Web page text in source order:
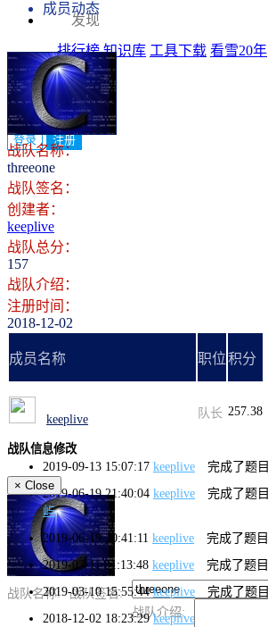
发现
排行榜 知识库 工具下载 看雪20年
询
登录 注册
成员动态
战队名称：
threeone
战队签名：
创建者：
keeplive
战队总分：
157
战队介绍：
注册时间：
2018-12-02
成员名称 职位积分
keeplive 队长 257.38
2019-09-13 15:07:17 keeplive 完成了题目
2019-06-19 21:40:04 keeplive 完成了题目
屿
2019-06-19 20:41:11 keeplive 完成了题目
2019-03-11 01:13:48 keeplive 完成了题目
2019-03-10 15:55:44 keeplive 完成了题目
2018-12-02 18:23:29 keeplive
战队信息修改
× Close
战队名称:
战队签名:
战队介绍: